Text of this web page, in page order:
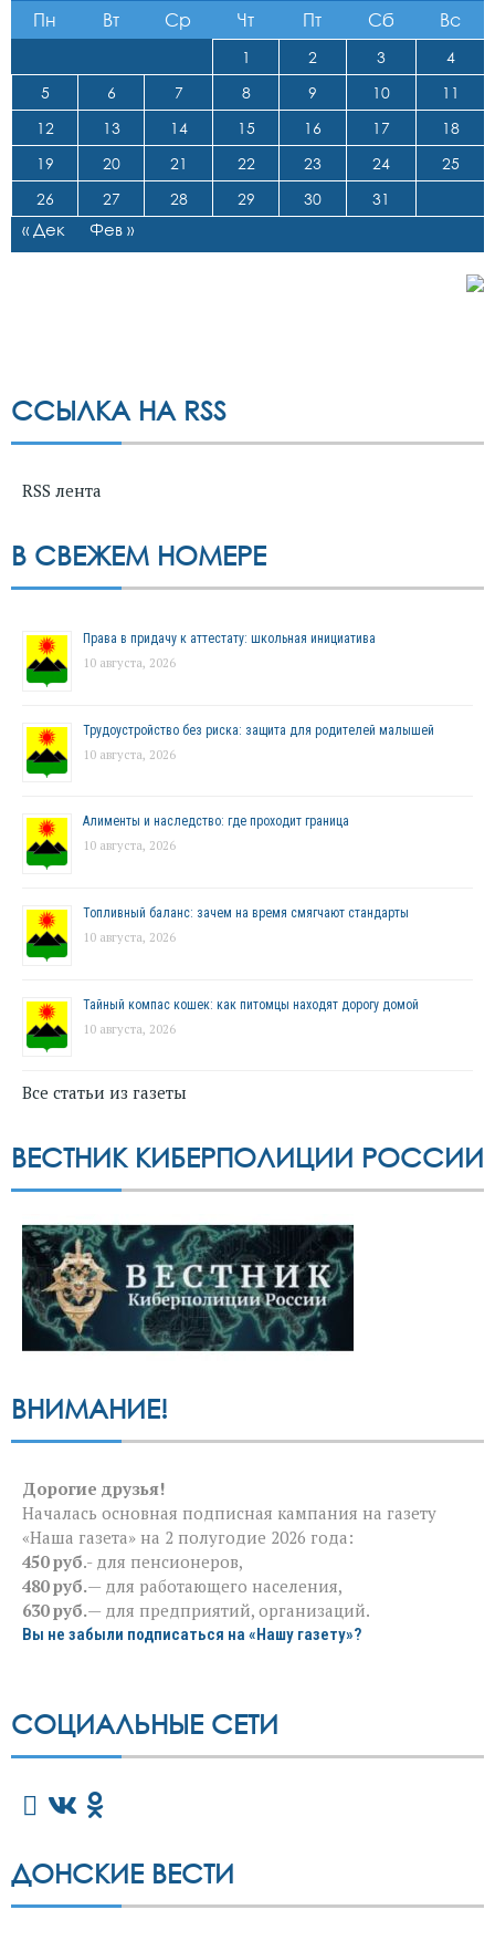
Пн
Вт Ср Чт Пт Сб Вс
1 2 3
4
5
6 7 8 9 10
11
12
13 14 15 16 17
18
19
20 21 22 23 24
25
26
27 28 29 30 31
« Дек Фев »
ССЫЛКА НА RSS
RSS лента
В СВЕЖЕМ НОМЕРЕ
Права в придачу к аттестату: школьная инициатива
10 августа, 2026
Трудоустройство без риска: защита для родителей малышей
10 августа, 2026
Алименты и наследство: где проходит граница
10 августа, 2026
Топливный баланс: зачем на время смягчают стандарты
10 августа, 2026
Тайный компас кошек: как питомцы находят дорогу домой
10 августа, 2026
Все статьи из газеты
ВЕСТНИК КИБЕРПОЛИЦИИ РОССИИ
ВНИМАНИЕ!
Дорогие друзья!
Началась основная подписная кампания на газету
«Наша газета» на 2 полугодие 2026 года:
450 руб.- для пенсионеров,
480 руб.— для работающего населения,
630 руб.— для предприятий, организаций.
Вы не забыли подписаться на «Нашу газету»?
СОЦИАЛЬНЫЕ СЕТИ
ДОНСКИЕ ВЕСТИ